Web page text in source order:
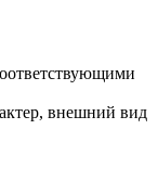
внешний вид